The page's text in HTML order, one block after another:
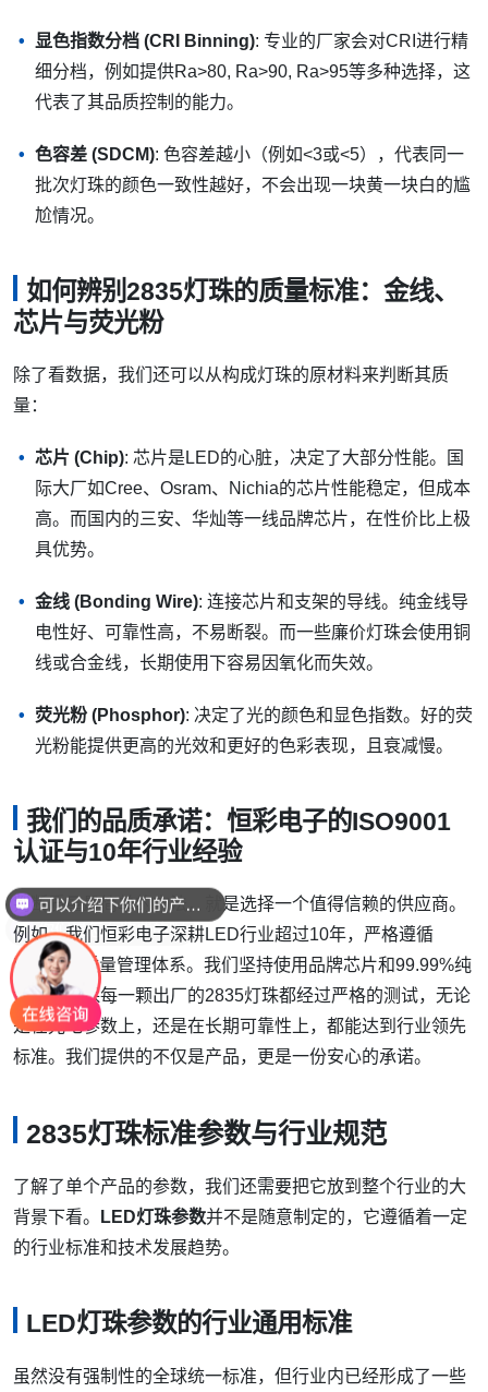
显色指数分档 (CRI Binning): 专业的厂家会对CRI进行精
细分档，例如提供Ra>80, Ra>90, Ra>95等多种选择，这
代表了其品质控制的能力。
色容差 (SDCM): 色容差越小（例如<3或<5），代表同一
批次灯珠的颜色一致性越好，不会出现一块黄一块白的尴
尬情况。
如何辨别2835灯珠的质量标准：金线、
芯片与荧光粉
除了看数据，我们还可以从构成灯珠的原材料来判断其质
量：
芯片 (Chip): 芯片是LED的心脏，决定了大部分性能。国
际大厂如Cree、Osram、Nichia的芯片性能稳定，但成本
高。而国内的三安、华灿等一线品牌芯片，在性价比上极
具优势。
金线 (Bonding Wire): 连接芯片和支架的导线。纯金线导
电性好、可靠性高，不易断裂。而一些廉价灯珠会使用铜
线或合金线，长期使用下容易因氧化而失效。
荧光粉 (Phosphor): 决定了光的颜色和显色指数。好的荧
光粉能提供更高的光效和更好的色彩表现，且衰减慢。
我们的品质承诺：恒彩电子的ISO9001
认证与10年行业经验
判断质量最简单的方法，就是选择一个值得信赖的供应商。
例如，我们恒彩电子深耕LED行业超过10年，严格遵循
ISO9001质量管理体系。我们坚持使用品牌芯片和99.99%纯
金线，确保每一颗出厂的2835灯珠都经过严格的测试，无论
是在光电参数上，还是在长期可靠性上，都能达到行业领先
标准。我们提供的不仅是产品，更是一份安心的承诺。
2835灯珠标准参数与行业规范
了解了单个产品的参数，我们还需要把它放到整个行业的大
背景下看。
LED灯珠参数并不是随意制定的，它遵循着一定
的行业标准和技术发展趋势。
LED灯珠参数的行业通用标准
虽然没有强制性的全球统一标准，但行业内已经形成了一些
你们是怎么收费的呢